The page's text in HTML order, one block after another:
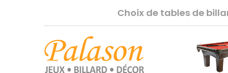
Choix de tables de